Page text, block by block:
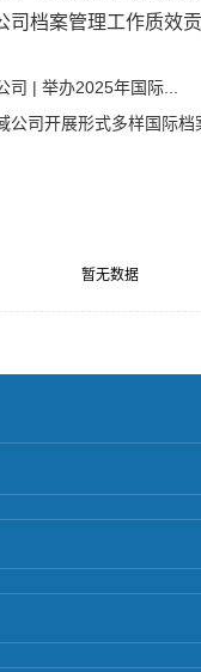
司档案管理工作质效贡
司 | 举办2025年国际...
公司开展形式多样国际档
暂无数据